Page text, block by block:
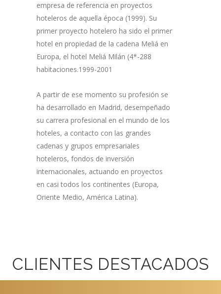
empresa de referencia en proyectos
hoteleros de aquella época (1999). Su
primer proyecto hotelero ha sido el primer
hotel en propiedad de la cadena Meliá en
Europa, el hotel Meliá Milán (4*-288
habitaciones.1999-2001
A partir de ese momento su profesión se
ha desarrollado en Madrid, desempeñado
su carrera profesional en el mundo de los
hoteles, a contacto con las grandes
cadenas y grupos empresariales
hoteleros, fondos de inversión
internacionales, actuando en proyectos
en casi todos los continentes (Europa,
Oriente Medio, América Latina).
CLIENTES DESTACADOS